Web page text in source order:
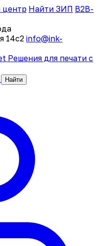
центр Найти ЗИП B2B-
14с2 info@ink-
Решения для печати с
Найти